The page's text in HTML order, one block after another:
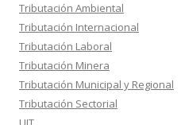
Tributación Ambiental
Tributación Internacional
Tributación Laboral
Tributación Minera
Tributación Municipal y Regional
Tributación Sectorial